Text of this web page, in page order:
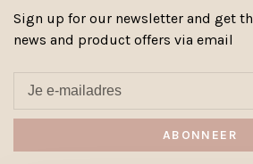
Sign up for our newsletter and get
news and product offers via email
ABONNEER